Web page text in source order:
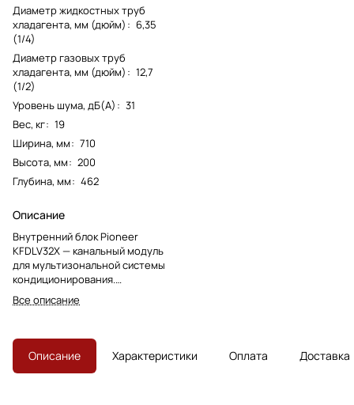
Диаметр жидкостных труб
хладагента, мм (дюйм) : 6,35
(1/4)
Диаметр газовых труб
хладагента, мм (дюйм) : 12,7
(1/2)
Уровень шума, дБ(А) : 31
Вес, кг: 19
Ширина, мм: 710
Высота, мм: 200
Глубина, мм: 462
Описание
Внутренний блок Pioneer
KFDLV32X — канальный модуль
для мультизональной системы
кондиционирования.
Предназначен для скрытого
монтажа и подачи воздуха через
Все описание
Описание Характеристики Оплата Доставка